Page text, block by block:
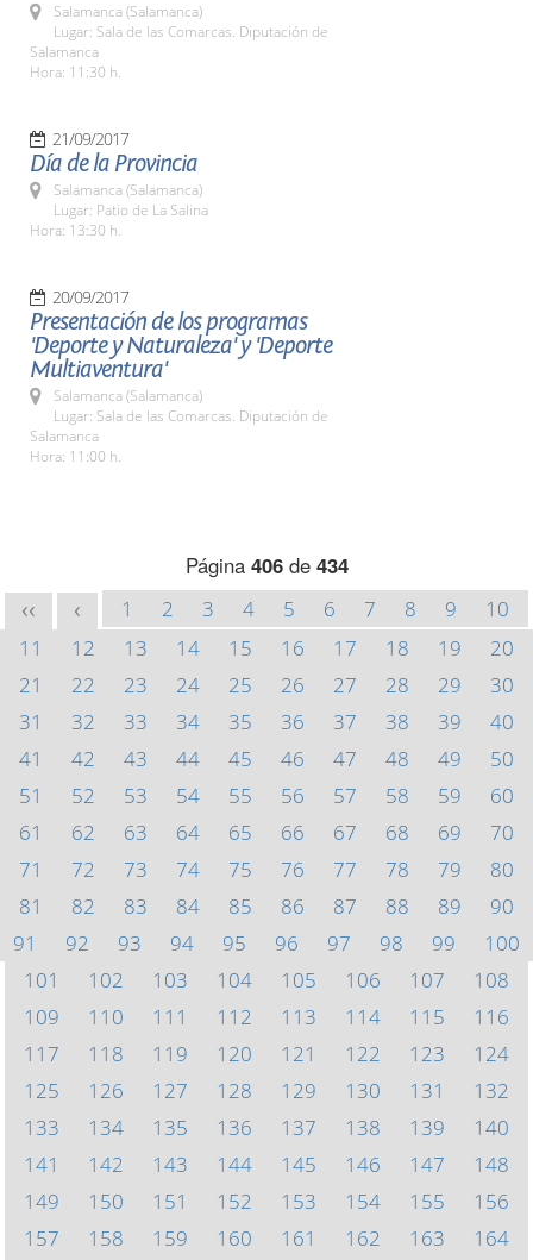
Salamanca (Salamanca)
Lugar: Sala de las Comarcas. Diputación de
Salamanca
Hora: 11:30 h.
21/09/2017
Día de la Provincia
Salamanca (Salamanca)
Lugar: Patio de La Salina
Hora: 13:30 h.
20/09/2017
Presentación de los programas
'Deporte y Naturaleza' y 'Deporte
Multiaventura'
Salamanca (Salamanca)
Lugar: Sala de las Comarcas. Diputación de
Salamanca
Hora: 11:00 h.
Página 406de 434
<< < 1 2 3 4 5 6 7 8 9
10
11
12 13 14 15 16 17 18 19
20
21
22 23 24 25 26 27 28 29
30
31
32 33 34 35 36 37 38 39
40
41
42 43 44 45 46 47 48 49
50
51
52 53 54 55 56 57 58 59
60
61
62 63 64 65 66 67 68 69
70
71
72 73 74 75 76 77 78 79
80
81
82 83 84 85 86 87 88 89
90
91
92 93 94 95 96 97 98 99
100
101
102 103 104 105 106 107
108
109
110 111 112 113 114 115
116
117
118 119 120 121 122 123
124
125
126 127 128 129 130 131
132
133
134 135 136 137 138 139
140
141
142 143 144 145 146 147
148
149
150 151 152 153 154 155
156
157
158 159 160 161 162 163
164